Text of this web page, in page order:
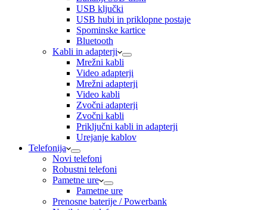
USB ključki
USB hubi in priklopne postaje
Spominske kartice
Bluetooth
Kabli in adapterji
Mrežni kabli
Video adapterji
Mrežni adapterji
Video kabli
Zvočni adapterji
Zvočni kabli
Priključni kabli in adapterji
Urejanje kablov
Telefonija
Novi telefoni
Robustni telefoni
Pametne ure
Pametne ure
Prenosne baterije / Powerbank